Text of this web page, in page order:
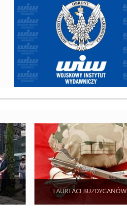
LAUREACI BUZDYGANÓW